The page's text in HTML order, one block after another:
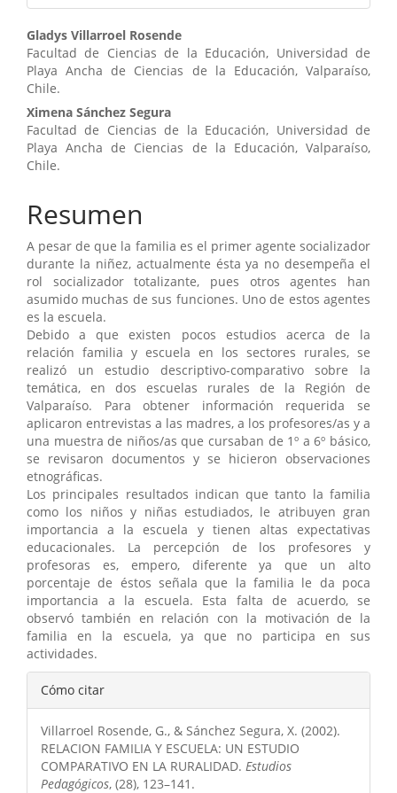
Contenido
principal
del
artículo
Gladys Villarroel Rosende
Facultad de Ciencias de la Educación, Universidad de
Playa Ancha de Ciencias de la Educación, Valparaíso,
Chile.
Ximena Sánchez Segura
Facultad de Ciencias de la Educación, Universidad de
Playa Ancha de Ciencias de la Educación, Valparaíso,
Chile.
Resumen
A pesar de que la familia es el primer agente socializador
durante la niñez, actualmente ésta ya no desempeña el
rol socializador totalizante, pues otros agentes han
asumido muchas de sus funciones. Uno de estos agentes
es la escuela.
Debido a que existen pocos estudios acerca de la
relación familia y escuela en los sectores rurales, se
realizó un estudio descriptivo-comparativo sobre la
temática, en dos escuelas rurales de la Región de
Valparaíso. Para obtener información requerida se
aplicaron entrevistas a las madres, a los profesores/as y a
una muestra de niños/as que cursaban de 1º a 6º básico,
se revisaron documentos y se hicieron observaciones
etnográficas.
Los principales resultados indican que tanto la familia
como los niños y niñas estudiados, le atribuyen gran
importancia a la escuela y tienen altas expectativas
educacionales. La percepción de los profesores y
profesoras es, empero, diferente ya que un alto
porcentaje de éstos señala que la familia le da poca
importancia a la escuela. Esta falta de acuerdo, se
observó también en relación con la motivación de la
familia en la escuela, ya que no participa en sus
actividades.
Detalles
del
artículo
Cómo citar
Villarroel Rosende, G., & Sánchez Segura, X. (2002).
RELACION FAMILIA Y ESCUELA: UN ESTUDIO
COMPARATIVO EN LA RURALIDAD. Estudios
Pedagógicos, (28), 123–141.